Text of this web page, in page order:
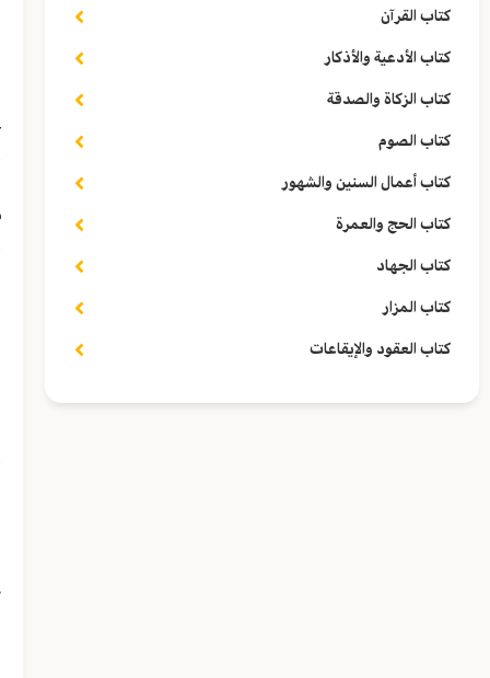
كتاب القرآن
كتاب الأدعية والأذكار
كتاب الزكاة والصدقة
كتاب الصوم
كتاب أعمال السنين والشهور
كتاب الحج والعمرة
كتاب الجهاد
كتاب المزار
كتاب العقود والإيقاعات